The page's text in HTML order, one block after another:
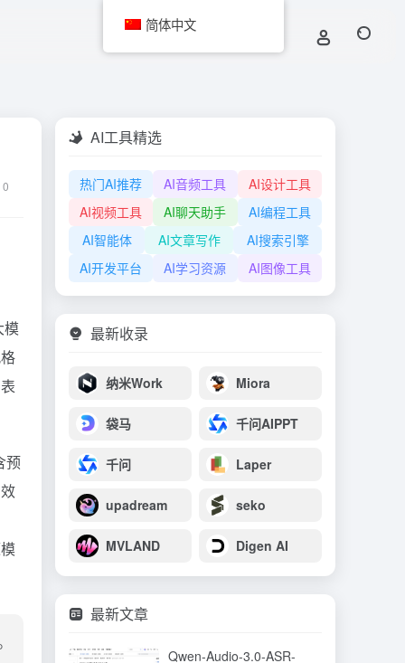
0
模
预
AI工具精选
热门AI推荐 AI音频工具
AI设计工具
AI视频工具
AI聊天助手
AI编程工具
AI智能体
AI文章写作
AI搜索引擎
AI开发平台
AI学习资源 AI图像工具
最新收录
纳米Work Miora
袋马 千问AIPPT
千问 Laper
upadream seko
MVLAND Digen AI
最新文章
Qwen-Audio-3.0-ASR-
简体中文